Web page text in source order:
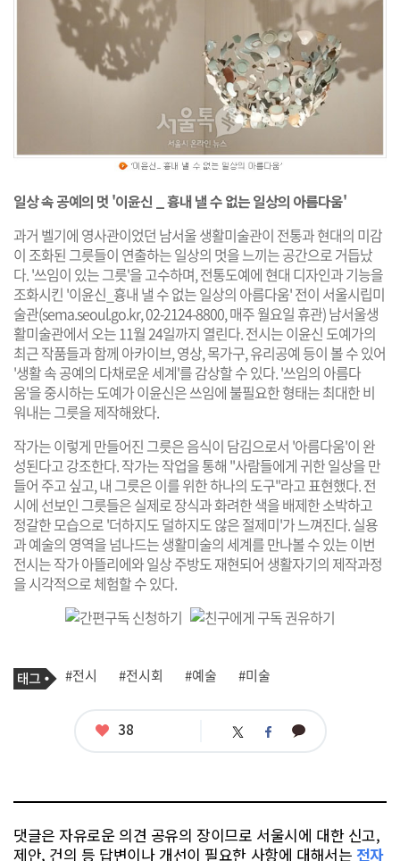
일상 속 공예의 멋 '이윤신 _ 흉내 낼 수 없는 일상의 아름다움'
과거 벨기에 영사관이었던 남서울 생활미술관이 전통과 현대의 미감
이 조화된 그릇들이 연출하는 일상의 멋을 느끼는 공간으로 거듭났
다. '쓰임이 있는 그릇'을 고수하며, 전통도예에 현대 디자인과 기능을
조화시킨 '이윤신_흉내 낼 수 없는 일상의 아름다움' 전이 서울시립미
술관(sema.seoul.go.kr, 02-2124-8800, 매주 월요일 휴관) 남서울생
활미술관에서 오는 11월 24일까지 열린다. 전시는 이윤신 도예가의
최근 작품들과 함께 아카이브, 영상, 목가구, 유리공예 등이 볼 수 있어
'생활 속 공예의 다채로운 세계'를 감상할 수 있다. '쓰임의 아름다
움'을 중시하는 도예가 이윤신은 쓰임에 불필요한 형태는 최대한 비
워내는 그릇을 제작해왔다.
작가는 이렇게 만들어진 그릇은 음식이 담김으로서 '아름다움'이 완
성된다고 강조한다. 작가는 작업을 통해 "사람들에게 귀한 일상을 만
들어 주고 싶고, 내 그릇은 이를 위한 하나의 도구"라고 표현했다. 전
시에 선보인 그릇들은 실제로 장식과 화려한 색을 배제한 소박하고
정갈한 모습으로 '더하지도 덜하지도 않은 절제미'가 느껴진다. 실용
과 예술의 영역을 넘나드는 생활미술의 세계를 만나볼 수 있는 이번
전시는 작가 아뜰리에와 일상 주방도 재현되어 생활자기의 제작과정
을 시각적으로 체험할 수 있다.
기
사
태
그
#전시 #전시회 #예술 #미술
좋
38 트 페 카
댓글은 자유로운 의견 공유의 장이므로 서울시에 대한 신고,
제안, 건의 등 답변이나 개선이 필요한 사항에 대해서는 전자